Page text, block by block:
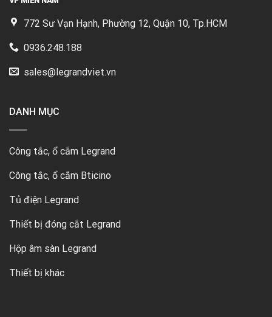
772 Sư Vạn Hạnh, Phường 12, Quận 10, Tp.HCM
0936.248.188
sales@legrandviet.vn
DANH MỤC
Công tắc, ổ cắm Legrand
Công tắc, ổ cắm Bticino
Tủ điện Legrand
Thiết bị đóng cắt Legrand
Hộp âm sàn Legrand
Thiết bị khác